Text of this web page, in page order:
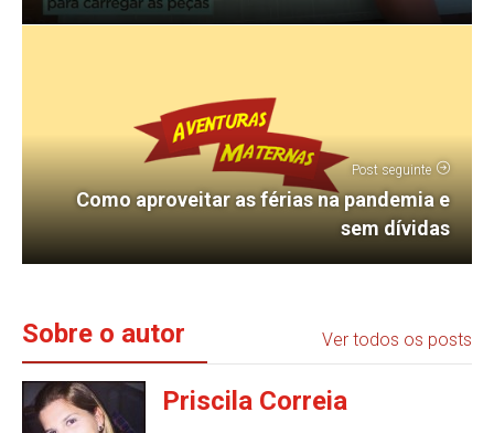
Post seguinte
Como aproveitar as férias na pandemia e
sem dívidas
Sobre o autor Ver todos os posts
Priscila Correia